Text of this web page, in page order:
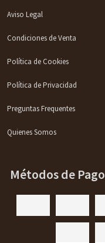
Aviso Legal
Condiciones de Venta
Política de Cookies
Política de Privacidad
Preguntas Frequentes
Quienes Somos
Métodos de Pago